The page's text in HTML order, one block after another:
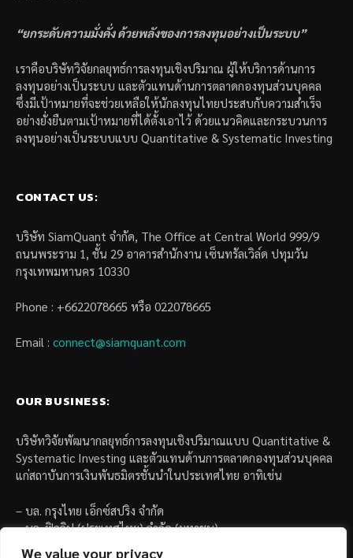
We value your privacy
“ยกระดับความมั่งคั่ง ด้วยพลังของการลงทุนอย่างเป็นระบบ”
เราคือบริษัทวิจัยกลยุทธ์การลงทุนเชิงปริมาณ ผู้ให้บริการด้านการ
ลงทุนอย่างเป็นระบบ และตัวแทนด้านการตลาดกองทุนส่วนบุคคล
ซึ่งมีเป้าหมายที่จะช่วยเหลือให้นักลงทุนไทยประสบกับความสำเร็จ
อย่างยั่งยืนตามเป้าหมายที่ได้ตั้งเอาไว้ ด้วยแนวคิดและกระบวนการ
ลงทุนอย่างเป็นระบบแบบ Quantitative & Systematic Investing
CONTACT US:
บริษัท SiamQuant จำกัด, The Office at Central World 999/9
ถนนพระราม 1, ชั้น 29 อาคารสำนักงาน เซ็นทรัลเวิล์ด ปทุมวัน
กรุงเทพมหานคร 10330
Phone : +6622078665 หรือ 022078665
Email : connect@siamquant.com
OUR BUSINESS:
บริษัทวิจัยพัฒนากลยุทธ์การลงทุนเชิงปริมาณแบบ Quantitative &
Systematic Investing และตัวแทนด้านการตลาดกองทุนส่วนบุคคล
แก่สถาบันการเงินพันธมิตรชั้นนำในประเทศไทย อาทิเช่น
– บล. กรุงไทย เอ็กซ์สปริง จำกัด
– บล. ฟิลลิป (ประเทศไทย) จำกัด (มหาชน)
– บล. บียอนด์ จำกัด (มหาชน)